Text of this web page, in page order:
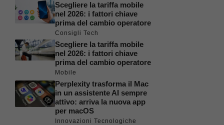
Scegliere la tariffa mobile
nel 2026: i fattori chiave
prima del cambio operatore
Consigli Tech
Scegliere la tariffa mobile
nel 2026: i fattori chiave
prima del cambio operatore
Mobile
Perplexity trasforma il Mac
in un assistente AI sempre
attivo: arriva la nuova app
per macOS
Innovazioni Tecnologiche